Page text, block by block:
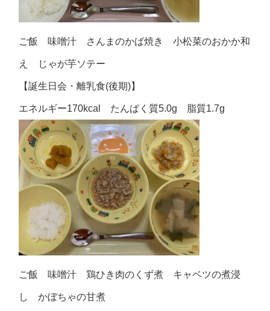
ご飯 味噌汁 さんまのかば焼き 小松菜のおかか和
え じゃが芋ソテー
【誕生日会・離乳食(後期)】
エネルギー170kcal たんぱく質5.0g 脂質1.7g
ご飯 味噌汁 鶏ひき肉のくず煮 キャベツの煮浸
し かぼちゃの甘煮